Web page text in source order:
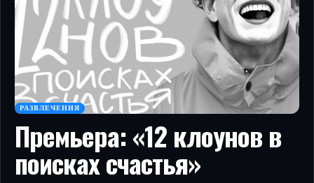
РАЗВЛЕЧЕНИЯ
Премьера: «12 клоунов в
поисках счастья»